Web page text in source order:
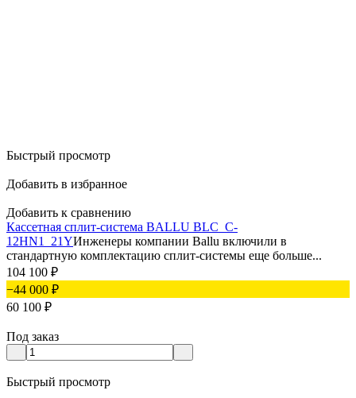
Быстрый просмотр
Добавить в избранное
Добавить к сравнению
Кассетная сплит-система BALLU BLC_C-
12HN1_21YИнженеры компании Ballu включили в
стандартную комплектацию сплит-системы еще больше...
104 100 ₽
−44 000 ₽
60 100 ₽
Под заказ
Быстрый просмотр